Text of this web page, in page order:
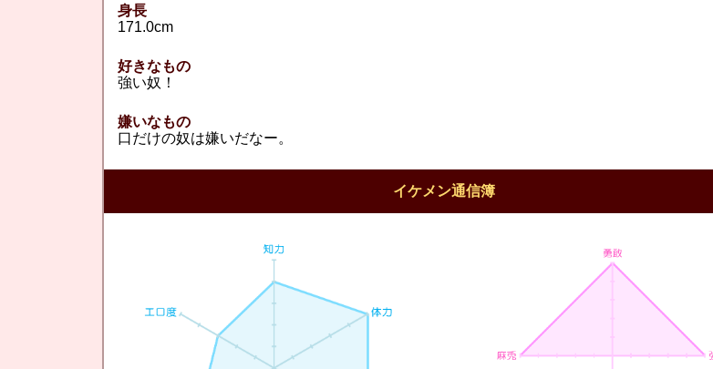
身長
171.0cm
好きなもの
強い奴！
嫌いなもの
口だけの奴は嫌いだなー。
イケメン通信簿